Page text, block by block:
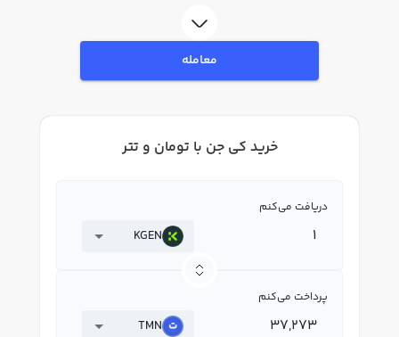
معامله
خرید کي جن با تومان و تتر
دریافت می‌کنم
KGEN
پرداخت می‌کنم
TMN